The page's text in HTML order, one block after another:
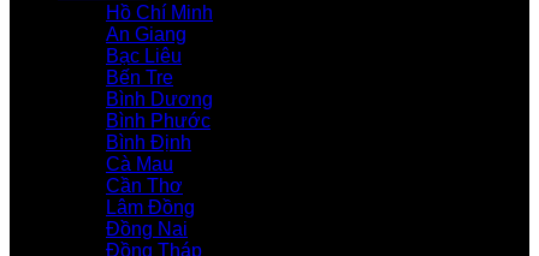
Hồ Chí Minh
An Giang
Bạc Liêu
Bến Tre
Bình Dương
Bình Phước
Bình Định
Cà Mau
Cần Thơ
Lâm Đồng
Đồng Nai
Đồng Tháp